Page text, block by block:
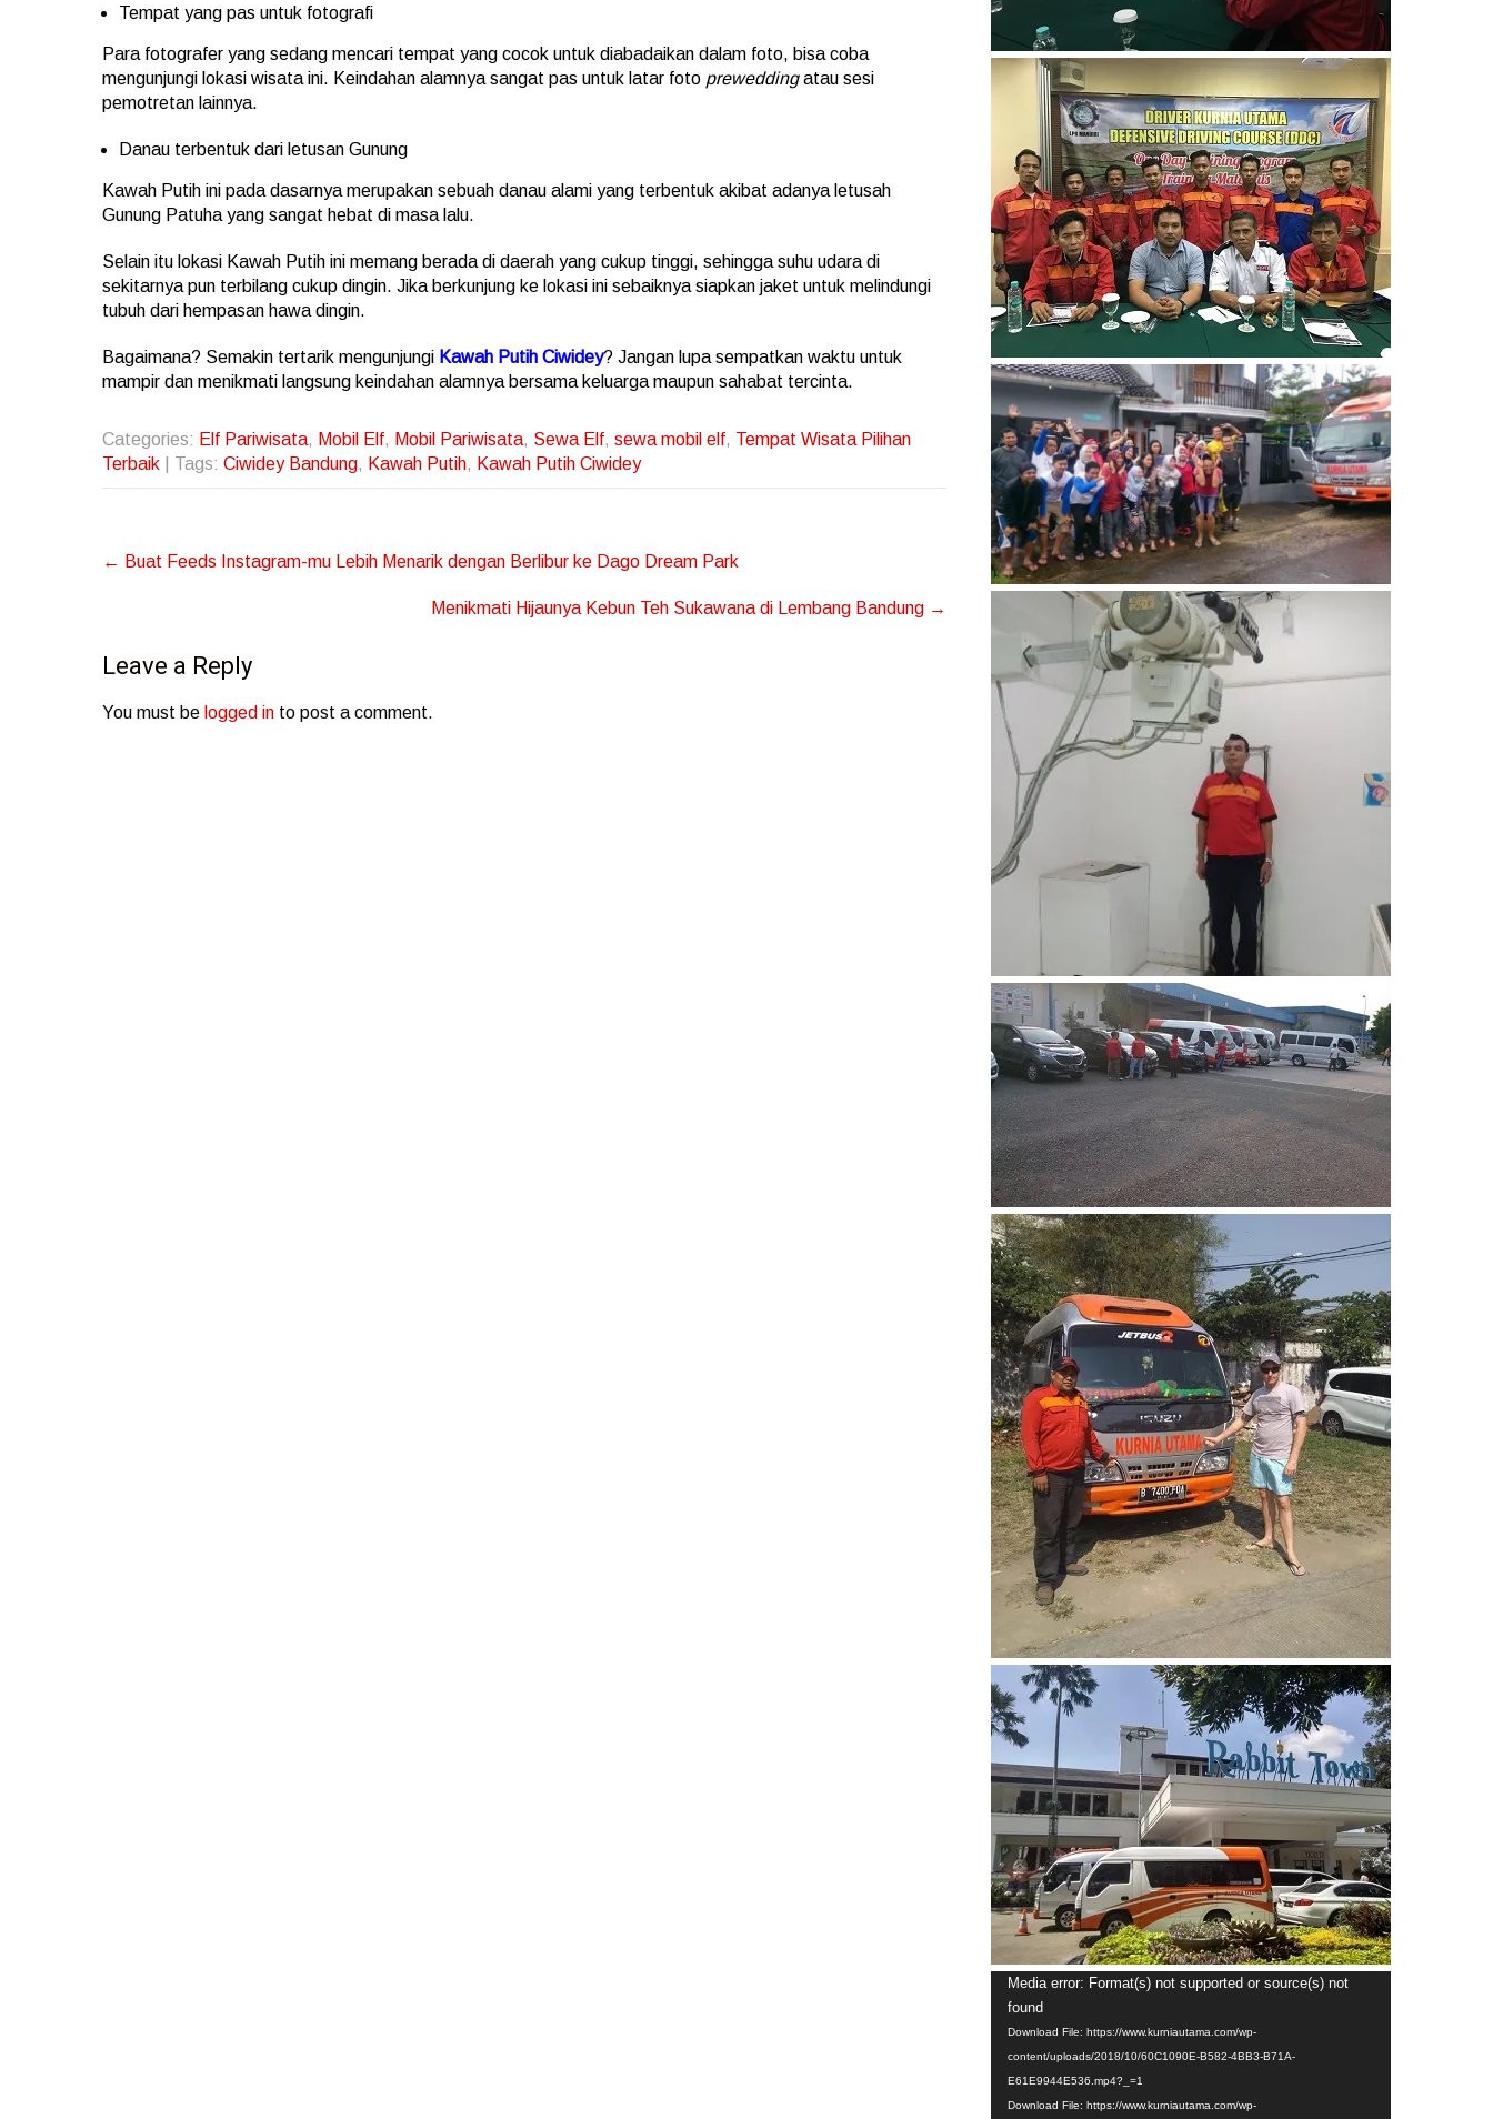
Tempat yang pas untuk fotografi
Para fotografer yang sedang mencari tempat yang cocok untuk diabadaikan dalam foto, bisa coba
mengunjungi lokasi wisata ini. Keindahan alamnya sangat pas untuk latar foto preweddingatau sesi
pemotretan lainnya.
Danau terbentuk dari letusan Gunung
Kawah Putih ini pada dasarnya merupakan sebuah danau alami yang terbentuk akibat adanya letusah
Gunung Patuha yang sangat hebat di masa lalu.
Selain itu lokasi Kawah Putih ini memang berada di daerah yang cukup tinggi, sehingga suhu udara di
sekitarnya pun terbilang cukup dingin. Jika berkunjung ke lokasi ini sebaiknya siapkan jaket untuk melindungi
tubuh dari hempasan hawa dingin.
Bagaimana? Semakin tertarik mengunjungi Kawah Putih Ciwidey? Jangan lupa sempatkan waktu untuk
mampir dan menikmati langsung keindahan alamnya bersama keluarga maupun sahabat tercinta.
Categories: Elf Pariwisata, Mobil Elf, Mobil Pariwisata, Sewa Elf, sewa mobil elf, Tempat Wisata Pilihan
Terbaik
| Tags: Ciwidey Bandung, Kawah Putih, Kawah Putih Ciwidey
Post
← Buat Feeds Instagram-mu Lebih Menarik dengan Berlibur ke Dago Dream Park
Menikmati Hijaunya Kebun Teh Sukawana di Lembang Bandung →
Leave a Reply
You must be logged in to post a comment.
Video
Player
Media error: Format(s) not supported or source(s) not
found
Download File: https://www.kurniautama.com/wp-
content/uploads/2018/10/60C1090E-B582-4BB3-B71A-
E61E9944E536.mp4?_=1
Download File: https://www.kurniautama.com/wp-